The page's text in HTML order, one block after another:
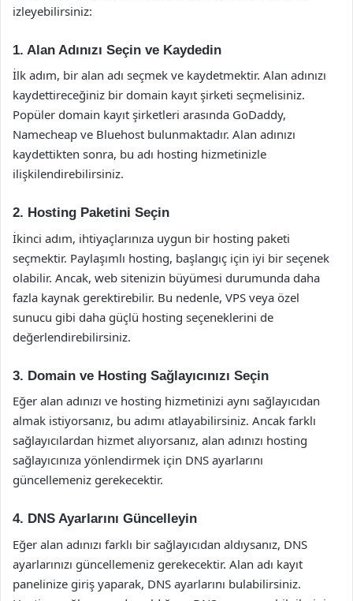
izleyebilirsiniz:
1. Alan Adınızı Seçin ve Kaydedin
İlk adım, bir alan adı seçmek ve kaydetmektir. Alan adınızı
kaydettireceğiniz bir domain kayıt şirketi seçmelisiniz.
Popüler domain kayıt şirketleri arasında GoDaddy,
Namecheap ve Bluehost bulunmaktadır. Alan adınızı
kaydettikten sonra, bu adı hosting hizmetinizle
ilişkilendirebilirsiniz.
2. Hosting Paketini Seçin
İkinci adım, ihtiyaçlarınıza uygun bir hosting paketi
seçmektir. Paylaşımlı hosting, başlangıç için iyi bir seçenek
olabilir. Ancak, web sitenizin büyümesi durumunda daha
fazla kaynak gerektirebilir. Bu nedenle, VPS veya özel
sunucu gibi daha güçlü hosting seçeneklerini de
değerlendirebilirsiniz.
3. Domain ve Hosting Sağlayıcınızı Seçin
Eğer alan adınızı ve hosting hizmetinizi aynı sağlayıcıdan
almak istiyorsanız, bu adımı atlayabilirsiniz. Ancak farklı
sağlayıcılardan hizmet alıyorsanız, alan adınızı hosting
sağlayıcınıza yönlendirmek için DNS ayarlarını
güncellemeniz gerekecektir.
4. DNS Ayarlarını Güncelleyin
Eğer alan adınızı farklı bir sağlayıcıdan aldıysanız, DNS
ayarlarınızı güncellemeniz gerekecektir. Alan adı kayıt
panelinize giriş yaparak, DNS ayarlarını bulabilirsiniz.